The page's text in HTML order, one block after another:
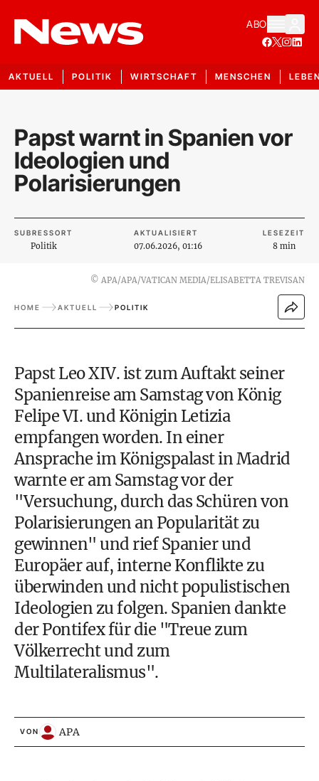
ABO
AKTUELL POLITIK WIRTSCHAFT MENSCHEN
Papst warnt in Spanien vor
Ideologien und
Polarisierungen
SUBRESSORT
Politik
AKTUALISIERT
07.06.2026, 01:16
LESEZEIT
8 min
© APA/APA/VATICAN MEDIA/ELISABETTA TREVISAN
HOME AKTUELL POLITIK
Papst Leo XIV. ist zum Auftakt seiner
Spanienreise am Samstag von König
Felipe VI. und Königin Letizia
empfangen worden. In einer
Ansprache im Königspalast in Madrid
warnte er am Samstag vor der
"Versuchung, durch das Schüren von
Polarisierungen an Popularität zu
gewinnen" und rief Spanier und
Europäer auf, interne Konflikte zu
überwinden und nicht populistischen
Ideologien zu folgen. Spanien dankte
der Pontifex für die "Treue zum
Völkerrecht und zum
Multilateralismus".
VON APA